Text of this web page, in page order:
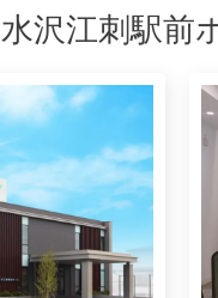
水沢江刺駅前